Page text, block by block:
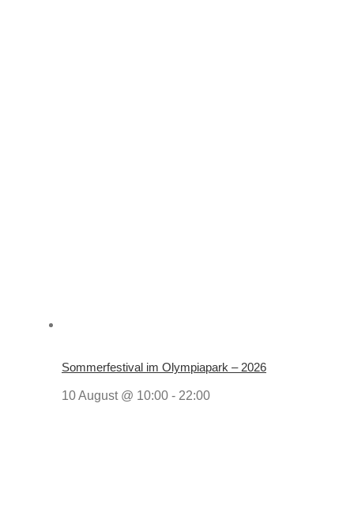
Sommerfestival im Olympiapark – 2026
10 August @ 10:00 - 22:00